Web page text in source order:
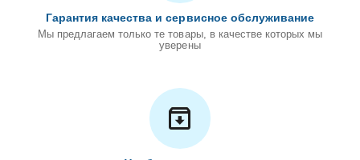
Гарантия качества и сервисное обслуживание
Мы предлагаем только те товары, в качестве которых мы
уверены